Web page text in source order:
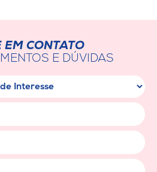
EM CONTATO
E DÚVIDAS